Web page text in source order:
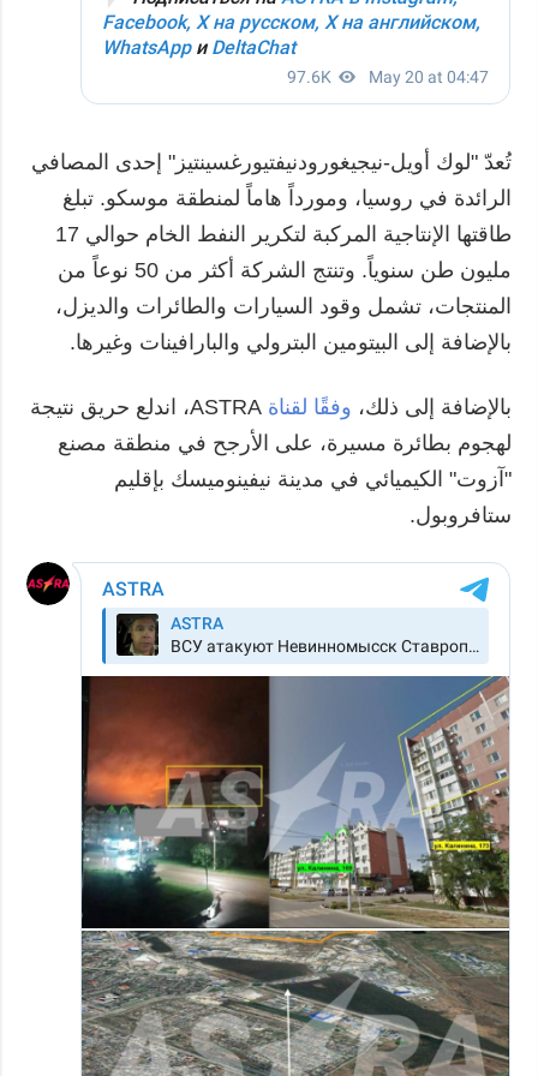
تُعدّ "لوك أويل-نيجيغورودنيفتيورغسينتيز" إحدى المصافي
الرائدة في روسيا، ومورداً هاماً لمنطقة موسكو. تبلغ
طاقتها الإنتاجية المركبة لتكرير النفط الخام حوالي 17
مليون طن سنوياً. وتنتج الشركة أكثر من 50 نوعاً من
المنتجات، تشمل وقود السيارات والطائرات والديزل،
بالإضافة إلى البيتومين البترولي والبارافينات وغيرها.
بالإضافة إلى ذلك، وفقًا لقناة
ASTRA، اندلع حريق نتيجة
لهجوم بطائرة مسيرة، على الأرجح في منطقة مصنع
"آزوت" الكيميائي في مدينة نيفينوميسك بإقليم
ستافروبول.